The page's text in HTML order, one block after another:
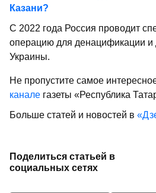
Казани?
С 2022 года Россия проводит
операцию для денацификации и
Украины.
Не пропустите самое
канале газеты «Республика
Больше статей и новостей в
Поделиться статьей в
социальных сетях